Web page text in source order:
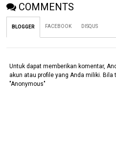
COMMENTS
BLOGGER FACEBOOK DISQUS
Untuk dapat memberikan komentar,
akun atau profile yang Anda miliki.
"Anonymous"